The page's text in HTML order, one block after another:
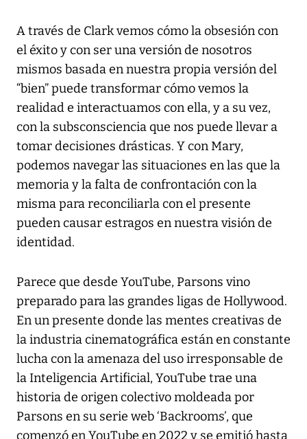
A través de Clark vemos cómo la obsesión con
el éxito y con ser una versión de nosotros
mismos basada en nuestra propia versión del
“bien” puede transformar cómo vemos la
realidad e interactuamos con ella, y a su vez,
con la subsconsciencia que nos puede llevar a
tomar decisiones drásticas. Y con Mary,
podemos navegar las situaciones en las que la
memoria y la falta de confrontación con la
misma para reconciliarla con el presente
pueden causar estragos en nuestra visión de
identidad.
Parece que desde YouTube, Parsons vino
preparado para las grandes ligas de Hollywood.
En un presente donde las mentes creativas de
la industria cinematográfica están en constante
lucha con la amenaza del uso irresponsable de
la Inteligencia Artificial, YouTube trae una
historia de origen colectivo moldeada por
Parsons en su serie web ‘Backrooms’, que
comenzó en YouTube en 2022 y se emitió hasta